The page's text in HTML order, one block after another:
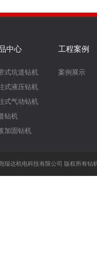
中心
式坑道钻机
式液压钻机
式气动钻机
钻机
加固钻机
工程案例
案例展示
瑞达机电科技有限公司 版权所有钻